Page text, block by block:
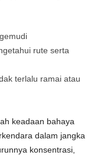
rute serta
terlalu ramai atau
keadaan bahaya
dalam jangka
konsentrasi,